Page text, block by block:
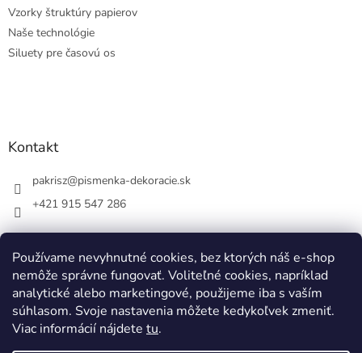
Používame nevyhnutné cookies, bez ktorých náš e-shop
nemôže správne fungovať. Voliteľné cookies, napríklad
analytické alebo marketingové, použijeme iba s vaším
súhlasom. Svoje nastavenia môžete kedykoľvek zmeniť.
Viac informácií nájdete tu.
Vzorky štruktúry papierov
Naše technológie
Siluety pre časovú os
Kontakt
pakrisz@pismenka-dekoracie.sk
+421 915 547 286
Facebook